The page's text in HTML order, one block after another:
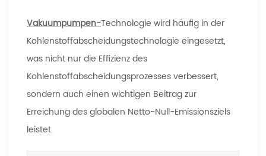
Vakuumpumpen-Technologie wird häufig in der
Kohlenstoffabscheidungstechnologie eingesetzt,
was nicht nur die Effizienz des
Kohlenstoffabscheidungsprozesses verbessert,
sondern auch einen wichtigen Beitrag zur
Erreichung des globalen Netto-Null-Emissionsziels
leistet.